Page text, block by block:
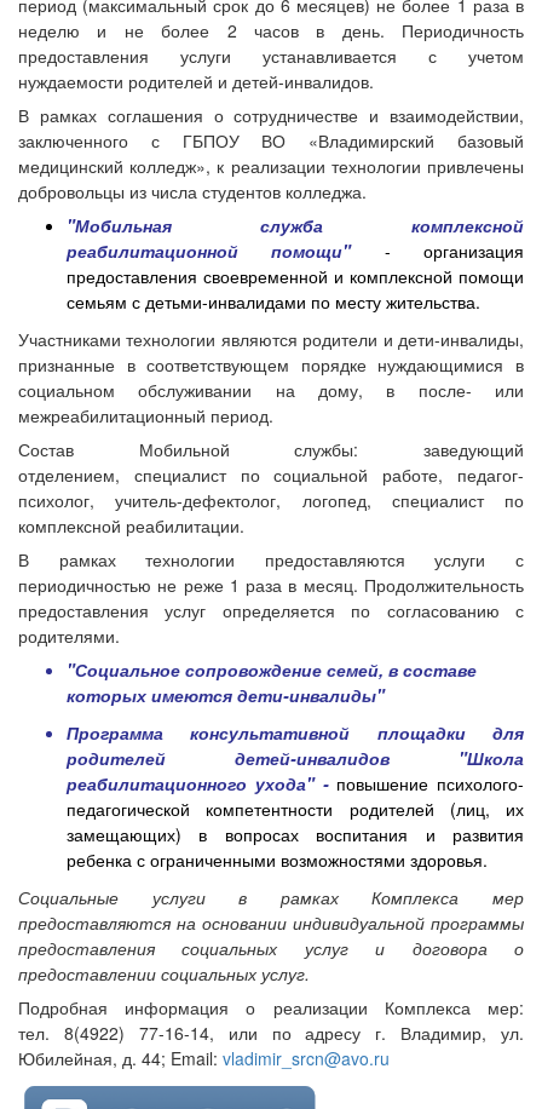
период (максимальный срок до 6 месяцев) не более 1 раза в
неделю и не более 2 часов в день. Периодичность
предоставления услуги устанавливается с учетом
нуждаемости родителей и детей-инвалидов.
В рамках соглашения о сотрудничестве и взаимодействии,
заключенного с ГБПОУ ВО «Владимирский базовый
медицинский колледж», к реализации технологии привлечены
добровольцы из числа студентов колледжа.
"Мобильная служба комплексной
реабилитационной помощи"- организация
предоставления своевременной и комплексной помощи
семьям с детьми-инвалидами по месту жительства.
Участниками технологии являются родители и дети-инвалиды,
признанные в соответствующем порядке нуждающимися в
социальном обслуживании на дому, в после- или
межреабилитационный период.
Состав Мобильной службы: заведующий
отделением, специалист по социальной работе, педагог-
психолог, учитель-дефектолог, логопед, специалист по
комплексной реабилитации.
В рамках технологии предоставляются услуги с
периодичностью не реже 1 раза в месяц. Продолжительность
предоставления услуг определяется по согласованию с
родителями.
"Социальное сопровождение семей, в составе
которых имеются дети-инвалиды"
Программа консультативной площадки для
родителей детей-инвалидов "Школа
реабилитационного ухода" - повышение психолого-
педагогической компетентности родителей (лиц, их
замещающих) в вопросах воспитания и развития
ребенка с ограниченными возможностями здоровья.
Социальные услуги в рамках Комплекса мер
предоставляются на основании индивидуальной программы
предоставления социальных услуг и договора о
предоставлении социальных услуг.
Подробная информация о реализации Комплекса мер:
тел. 8(4922) 77-16-14, или по адресу г. Владимир, ул.
Юбилейная, д. 44; Email: vladimir_ srcn@avo.ru